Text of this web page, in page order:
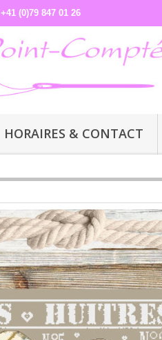
+41 (0)79 847 01 26
HORAIRES & CONTACT